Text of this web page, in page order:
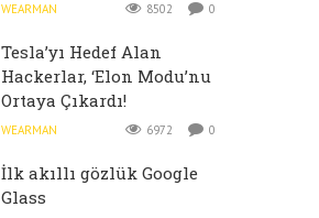
WEARMAN 8502 0
Tesla’yı Hedef Alan
Hackerlar, ‘Elon Modu’nu
Ortaya Çıkardı!
WEARMAN 6972 0
İlk akıllı gözlük Google
Glass